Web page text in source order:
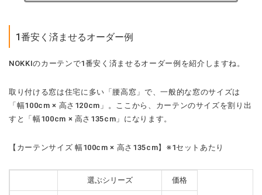
1番安く済ませるオーダー例
NOKKIのカーテンで1番安く済ませるオーダー例を紹介しますね。
取り付ける窓は住宅に多い「腰高窓」で、一般的な窓のサイズは
「幅100cm × 高さ120cm」。ここから、カーテンのサイズを割り出
すと「幅100cm × 高さ135cm」になります。
【カーテンサイズ 幅100cm × 高さ135cm】※1セットあたり
選ぶシリーズ 価格